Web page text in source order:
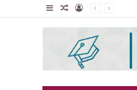
إضافة
عمود
مقال
عشوائي
تسجيل
الدخول